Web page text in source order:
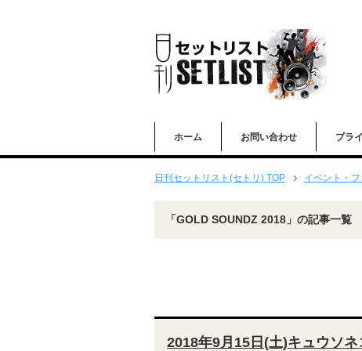
ホーム お問い合わせ プラ
日刊セットリスト(セトリ) TOP イベント・フ
「GOLD SOUNDZ 2018」の記事一覧
2018年9月15日(土)キュウソ